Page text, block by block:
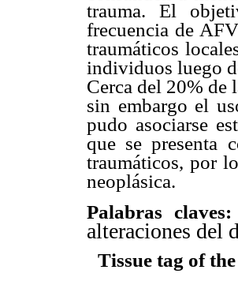
trauma. El
frecuencia de
traumáticos
individuos luego
Cerca del 20%
sin embargo el
pudo asociarse
que se presenta
traumáticos, por
neoplásica.
Palabras claves:
alteraciones del
Tissue tag of